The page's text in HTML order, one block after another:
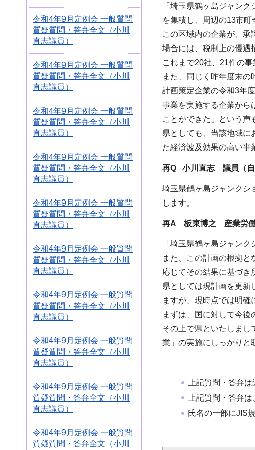
令和4年9月定例会 一般質問
質疑質問・答弁全文（小川
直志議員）
令和4年9月定例会 一般質問
質疑質問・答弁全文（小川
直志議員）
令和4年9月定例会 一般質問
質疑質問・答弁全文（小川
直志議員）
令和4年9月定例会 一般質問
質疑質問・答弁全文（小川
直志議員）
令和4年9月定例会 一般質問
質疑質問・答弁全文（小川
直志議員）
令和4年9月定例会 一般質問
質疑質問・答弁全文（小川
直志議員）
令和4年9月定例会 一般質問
質疑質問・答弁全文（小川
直志議員）
令和4年9月定例会 一般質問
質疑質問・答弁全文（小川
直志議員）
令和4年9月定例会 一般質問
質疑質問・答弁全文（小川
直志議員）
令和4年9月定例会 一般質問
質疑質問・答弁全文（小川
「埼玉県鶴ヶ島ジャン
を集積し、周辺の13市町
この区域内の企業が、
場合には、税制上の優遇
これまで20社、21件の
また、同じく昨年度末の
計画策定企業の令和3年
事業を実施する企業から
ことができた」という声
県としても、当該地域に
た経済波及効果の高い事
再Q 小川直志 議員（自
埼玉県鶴ヶ島ジャンクシ
します。
再A 板東博之 産業労
「埼玉県鶴ヶ島ジャン
また、この計画の根拠
応じてその結果に基づき
県としては現計画を更新
ますが、現時点では明確
まずは、国に対して今後
その上で県といたしまし
業」の実施にしっかりと
上記質問・答弁は
上記質問・答弁
氏名の一部にJIS